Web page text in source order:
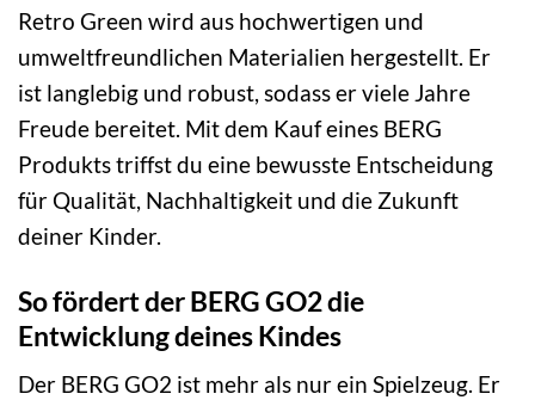
Retro Green wird aus hochwertigen und
umweltfreundlichen Materialien hergestellt. Er
ist langlebig und robust, sodass er viele Jahre
Freude bereitet. Mit dem Kauf eines BERG
Produkts triffst du eine bewusste Entscheidung
für Qualität, Nachhaltigkeit und die Zukunft
deiner Kinder.
So fördert der BERG GO2 die
Entwicklung deines Kindes
Der BERG GO2 ist mehr als nur ein Spielzeug. Er